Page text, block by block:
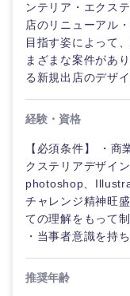
ンテリア・エクス
店のリニューアル
目指す姿によって
まざまな案件があ
る新規出店のデザ
経験・資格
【必須条件】 ・
クステリアデザイ
photoshop、
チャレンジ精神旺
ての理解をもって
・当事者意識を持
推奨年齢